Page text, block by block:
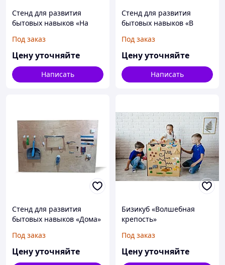
Стенд для развития
бытовых навыков «На
Под заказ
Цену уточняйте
Написать
Стенд для развития
бытовых навыков «В
Под заказ
Цену уточняйте
Написать
Стенд для развития
бытовых навыков «Дома»
Под заказ
Цену уточняйте
Бизикуб «Волшебная
крепость»
Под заказ
Цену уточняйте